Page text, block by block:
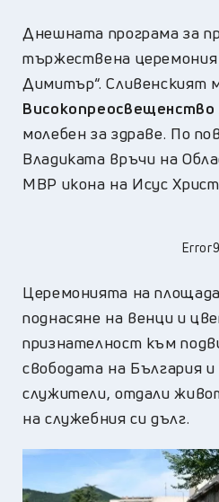
Днешната програма за
тържествена церемония
Димитър“. Сливенският
Високопреосвещенство
молебен за здраве. По
Владиката връчи на
МВР икона на Исус
Error9
Церемонията на
поднасяне на венци и
признателност към
свободата на България
служители, отдали
на служебния си дълг.